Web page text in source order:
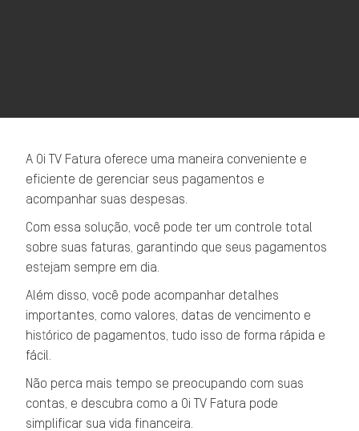
A Oi TV Fatura oferece uma maneira conveniente e
eficiente de gerenciar seus pagamentos e
acompanhar suas despesas.
Com essa solução, você pode ter um controle total
sobre suas faturas, garantindo que seus pagamentos
estejam sempre em dia.
Além disso, você pode acompanhar detalhes
importantes, como valores, datas de vencimento e
histórico de pagamentos, tudo isso de forma rápida e
fácil.
Não perca mais tempo se preocupando com suas
contas, e descubra como a Oi TV Fatura pode
simplificar sua vida financeira.